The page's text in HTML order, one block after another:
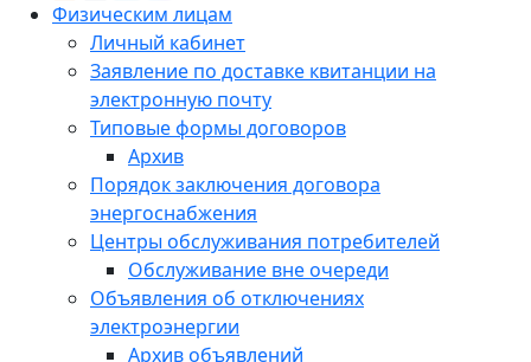
Физическим лицам
Личный кабинет
Заявление по доставке квитанции на
электронную почту
Типовые формы договоров
Архив
Порядок заключения договора
энергоснабжения
Центры обслуживания потребителей
Обслуживание вне очереди
Объявления об отключениях
электроэнергии
Архив объявлений